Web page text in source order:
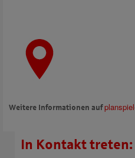
Weitere Informationen auf
In Kontakt treten: